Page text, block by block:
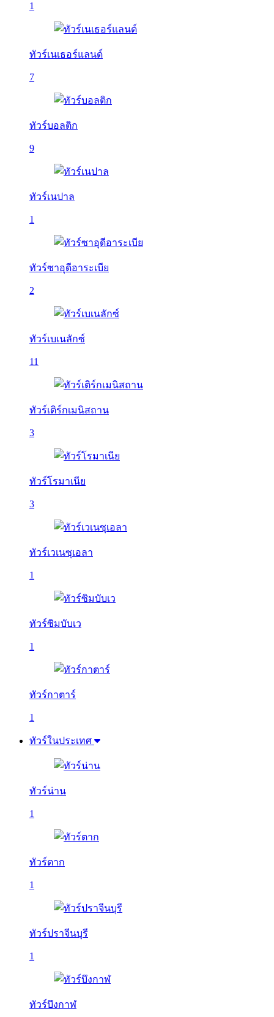
1
ทัวร์เนเธอร์แลนด์
7
ทัวร์บอลติก
9
ทัวร์เนปาล
1
ทัวร์ซาอุดีอาระเบีย
2
ทัวร์เบเนลักซ์
11
ทัวร์เติร์กเมนิสถาน
3
ทัวร์โรมาเนีย
3
ทัวร์เวเนซุเอลา
1
ทัวร์ซิมบับเว
1
ทัวร์กาตาร์
1
ทัวร์ในประเทศ
ทัวร์น่าน
1
ทัวร์ตาก
1
ทัวร์ปราจีนบุรี
1
ทัวร์บึงกาฬ